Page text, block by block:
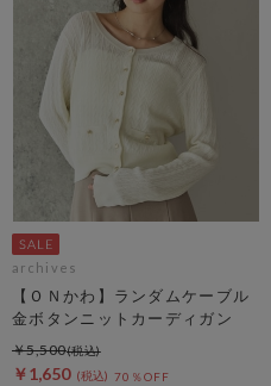
archives
【ＯＮかわ】ランダムケーブル
金ボタンニットカーディガン
￥1,650 70％OFF
￥5,500